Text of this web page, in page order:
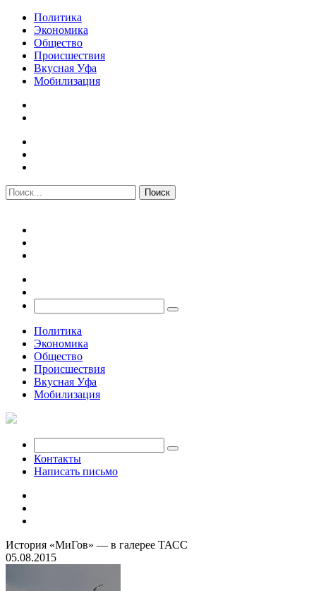
Политика
Экономика
Общество
Происшествия
Вкусная Уфа
Мобилизация
Политика
Экономика
Общество
Происшествия
Вкусная Уфа
Мобилизация
Контакты
Написать письмо
История «МиГов» — в галерее ТАСС
05.08.2015